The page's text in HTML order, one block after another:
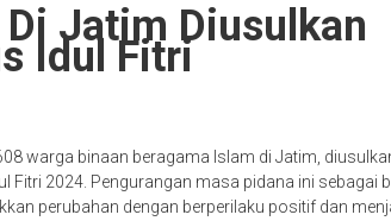
Jatim Diusulkan
Idul Fitri
warga binaan beragama Islam di Jatim,
2024. Pengurangan masa pidana ini sebagai
perubahan dengan berperilaku positif dan